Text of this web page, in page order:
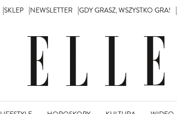
SKLEP NEWSLETTER GDY GRASZ, WSZYSTKO GRA!